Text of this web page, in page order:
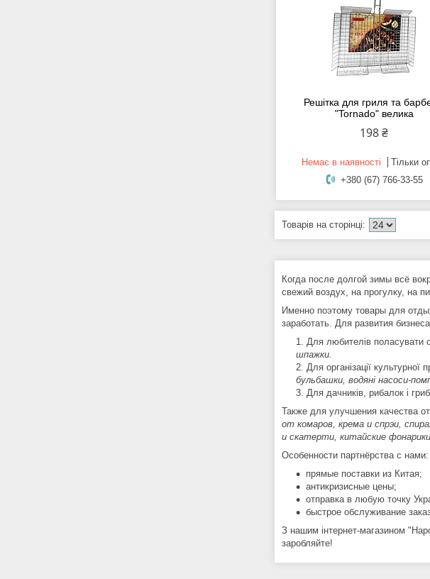
Решітка для гриля та
"Tornado" велика
198 ₴
Немає в наявності
Тільки
+380 (67) 766-33-55
Когда после долгой зимы всё
свежий воздух, на прогулку, на
Именно поэтому товары для
заработать. Для развития
Для любителів поласувати
шпажки.
Для організації культурної
бульбашки, водяні насоси-
Для дачників, рибалок і
Также для улучшения качества
от комаров, крема и спрэи,
и скатерти, китайские
Особенности партнёрства с нами:
прямые поставки из Китая;
антикризисные цены;
отправка в любую точку
быстрое обслуживание
З нашим інтернет-магазином
заробляйте!